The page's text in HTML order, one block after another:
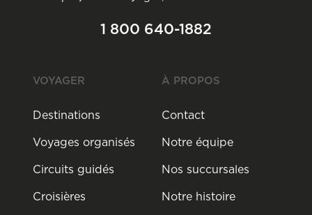
1 800 640-1882
VOYAGER
Destinations
Voyages organisés
Circuits guidés
Croisières
À PROPOS
Contact
Notre équipe
Nos succursales
Notre histoire